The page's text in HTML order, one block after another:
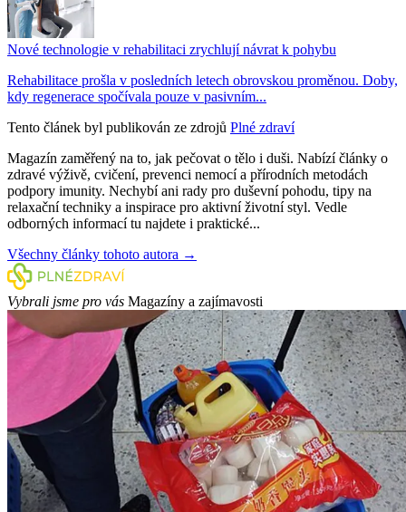
Nové technologie v rehabilitaci zrychlují návrat k pohybu
Rehabilitace prošla v posledních letech obrovskou proměnou. Doby,
kdy regenerace spočívala pouze v pasivním...
Tento článek byl publikován ze zdrojů Plné zdraví
Magazín zaměřený na to, jak pečovat o tělo i duši. Nabízí články o
zdravé výživě, cvičení, prevenci nemocí a přírodních metodách
podpory imunity. Nechybí ani rady pro duševní pohodu, tipy na
relaxační techniky a inspirace pro aktivní životní styl. Vedle
odborných informací tu najdete i praktické...
Všechny články tohoto autora →
Vybrali jsme pro vás Magazíny a zajímavosti